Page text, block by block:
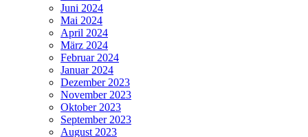
Juni 2024
Mai 2024
April 2024
März 2024
Februar 2024
Januar 2024
Dezember 2023
November 2023
Oktober 2023
September 2023
August 2023